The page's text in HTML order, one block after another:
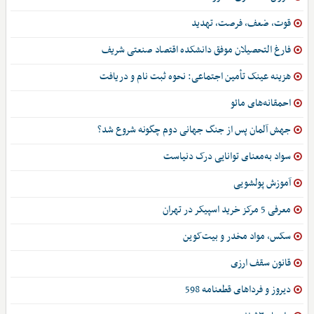
قوت، ضعف، فرصت، تهدید
فارغ التحصیلان موفق دانشکده اقتصاد صنعتی شریف
هزینه عینک تأمین اجتماعی: نحوه ثبت نام و دریافت
احمقانه‌های مائو
جهش آلمان پس از جنگ جهانی دوم چگونه شروع شد؟
سواد به‌معنای توانایی درک دنیاست
آموزش پولشویی
معرفی 5 مرکز خرید اسپیکر در تهران
سکس، مواد مخدر و بیت‌کوین
قانون سقف ارزی
دیروز و فرداهای قطعنامه 598